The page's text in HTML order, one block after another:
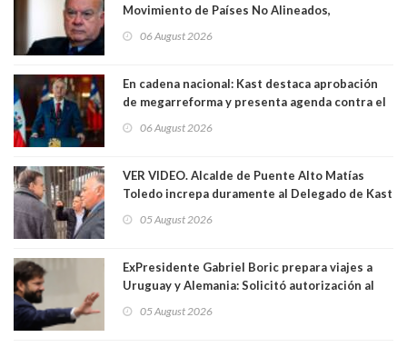
Movimiento de Países No Alineados,
1971. Excanciller Insulza lamentó decisión
06 August 2026
En cadena nacional: Kast destaca aprobación
de megarreforma y presenta agenda contra el
06 August 2026
VER VIDEO. Alcalde de Puente Alto Matías
Toledo increpa duramente al Delegado de Kast
delegado nuevamente arrancando"
05 August 2026
ExPresidente Gabriel Boric prepara viajes a
Uruguay y Alemania: Solicitó autorización al
05 August 2026